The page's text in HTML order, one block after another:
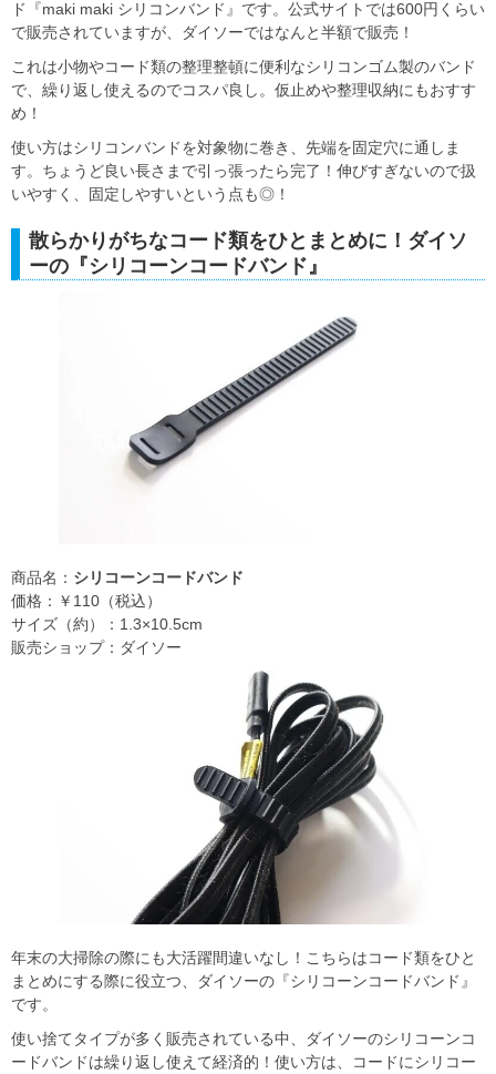
ド『maki maki シリコンバンド』です。公式サイトでは600円くらい
で販売されていますが、ダイソーではなんと半額で販売！
これは小物やコード類の整理整頓に便利なシリコンゴム製のバンド
で、繰り返し使えるのでコスパ良し。仮止めや整理収納にもおすす
め！
使い方はシリコンバンドを対象物に巻き、先端を固定穴に通しま
す。ちょうど良い長さまで引っ張ったら完了！伸びすぎないので扱
いやすく、固定しやすいという点も◎！
散らかりがちなコード類をひとまとめに！ダイソ
ーの『シリコーンコードバンド』
商品名： シリコーンコードバンド
価格：￥110（税込）
サイズ（約）：1.3×10.5cm
販売ショップ：ダイソー
年末の大掃除の際にも大活躍間違いなし！こちらはコード類をひと
まとめにする際に役立つ、ダイソーの『シリコーンコードバンド』
です。
使い捨てタイプが多く販売されている中、ダイソーのシリコーンコ
ードバンドは繰り返し使えて経済的！使い方は、コードにシリコー